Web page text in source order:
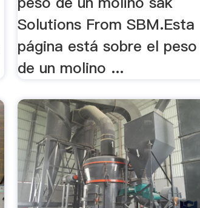
Solutions From SBM.Esta
página está sobre el peso
de un molino ...